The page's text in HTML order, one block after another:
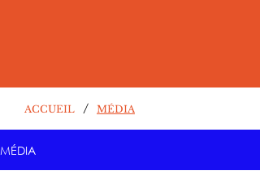
ACCUEIL / MÉDIA
MÉDIA